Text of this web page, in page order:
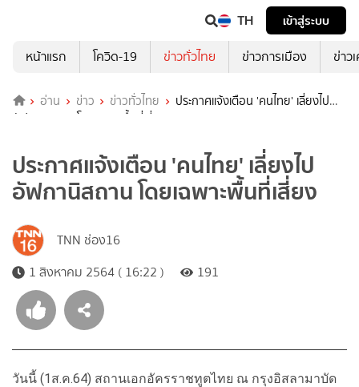
TH
เข้าสู่ระบบ
หน้าแรก
โควิด-19 ข่าวทั่วไทย ข่าวการเมือง ข่าว
อ่าน ข่าว ข่าวทั่วไทย
ประกาศแจ้งเตือน 'คนไทย' เลี่ยงไป
อัฟกานิสถาน โดยเฉพาะพื้นที่เสี่ยง
ประกาศแจ้งเตือน 'คนไทย' เลี่ยงไป
อัฟกานิสถาน โดยเฉพาะพื้นที่เสี่ยง
TNN ช่อง16
1 สิงหาคม 2564 ( 16:22 )
191
วันนี้ (1ส.ค.64) สถานเอกอัครราชทูตไทย ณ กรุงอิสลามาบัด